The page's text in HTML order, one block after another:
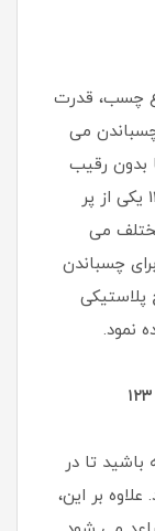
چسب، قدرت
می
بازار تقریبا بدون رقیب
است. با توجه به مورد بالا، چسب های 123 یکی از پر
می
چسباندن
نمود.
تا در
بر این،